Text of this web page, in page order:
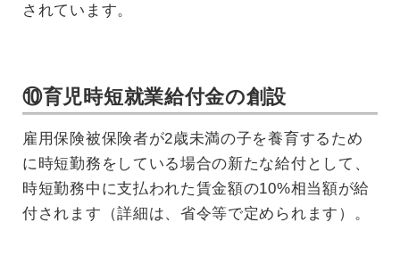
されています。
⑩育児時短就業給付金の創設
雇用保険被保険者が2歳未満の子を養育するため
に時短勤務をしている場合の新たな給付として、
時短勤務中に支払われた賃金額の10%相当額が給
付されます（詳細は、省令等で定められます）。